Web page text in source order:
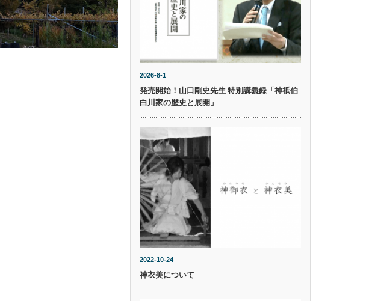
2026-8-1
発売開始！山口剛史先生 特別講義録「神祇伯
白川家の歴史と展開」
2022-10-24
神衣美について